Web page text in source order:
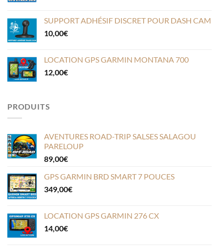
SUPPORT ADHÉSIF DISCRET POUR DASH CAM
10,00€
LOCATION GPS GARMIN MONTANA 700
12,00€
PRODUITS
AVENTURES ROAD-TRIP SALSES SALAGOU
PARELOUP
89,00€
GPS GARMIN BRD SMART 7 POUCES
349,00€
LOCATION GPS GARMIN 276 CX
14,00€